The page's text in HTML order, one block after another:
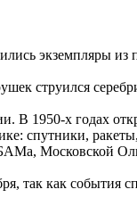
экземпляры из
струился
В 1950-х годах
спутники,
Московской
так как события